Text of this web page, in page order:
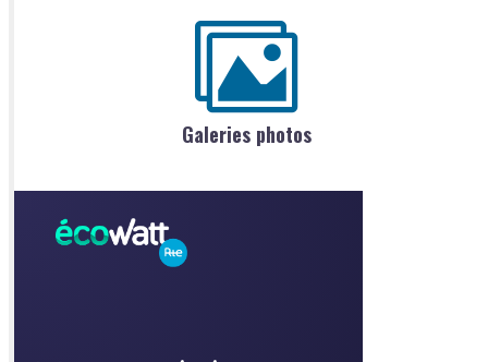
Galeries photos